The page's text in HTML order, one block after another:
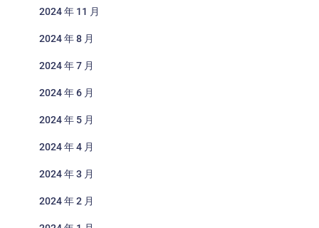
2024 年 11 月
2024 年 8 月
2024 年 7 月
2024 年 6 月
2024 年 5 月
2024 年 4 月
2024 年 3 月
2024 年 2 月